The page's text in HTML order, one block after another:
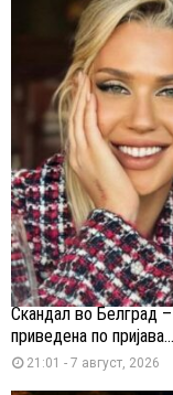
Скандал во Белград –
приведена по пријава...
21:01 - 7 август, 2026